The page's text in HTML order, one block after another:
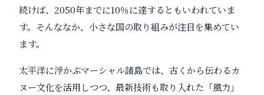
続けば、2050年までに10％に達するともいわれていま
す。そんななか、小さな国の取り組みが注目を集めてい
ます。
太平洋に浮かぶマーシャル諸島では、古くから伝わるカ
ヌー文化を活用しつつ、最新技術も取り入れた「風力」